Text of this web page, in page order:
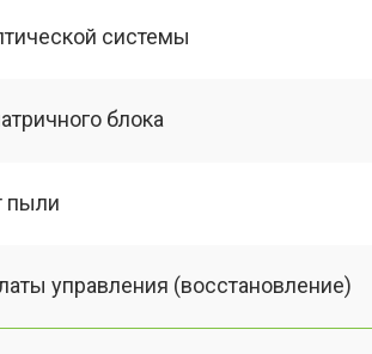
системы
блока
пыли
управления (восстановление)